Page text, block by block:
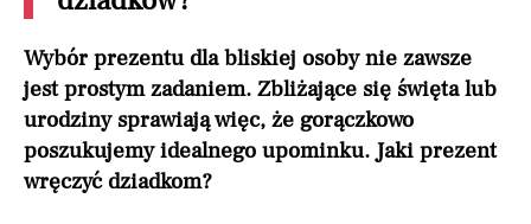
Wybór prezentu dla bliskiej osoby nie zawsze
jest prostym zadaniem. Zbliżające się święta lub
urodziny sprawiają więc, że gorączkowo
poszukujemy idealnego upominku. Jaki prezent
wręczyć dziadkom?